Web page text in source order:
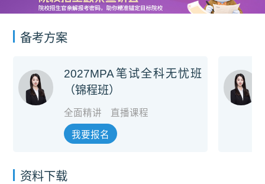
备考方案
2027MPA笔试全科无忧班
（锦程班）
全面精讲 直播课程
我要报名
资料下载